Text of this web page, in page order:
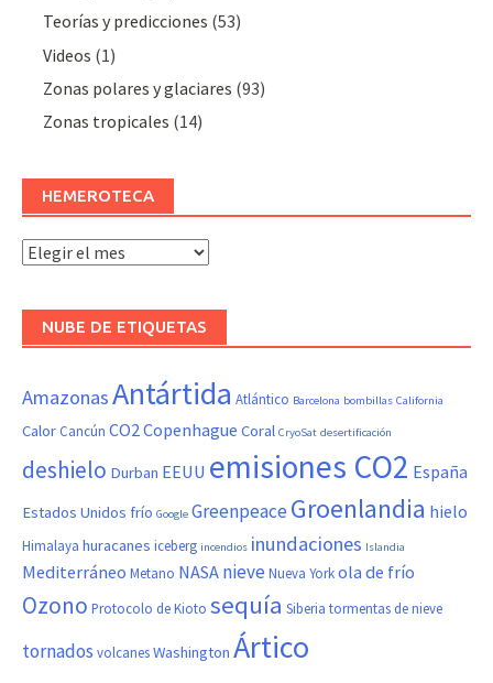
Teorías y predicciones (53)
Videos (1)
Zonas polares y glaciares (93)
Zonas tropicales (14)
HEMEROTECA
Hemeroteca
NUBE DE ETIQUETAS
AmazonasAntártida Atlántico Barcelona bombillas California
Calor Cancún CO2Copenhague Coral CryoSat desertificación
deshielo Durban EEUU emisiones CO2 España
Estados Unidos frío Google GreenpeaceGroenlandia hielo
Himalaya huracanes iceberg incendios inundaciones Islandia
Mediterráneo Metano NASA nieveNueva Yorkola de frío
Ozono Protocolo de Kioto sequía Siberia tormentas de nieve
tornados volcanesWashington Ártico